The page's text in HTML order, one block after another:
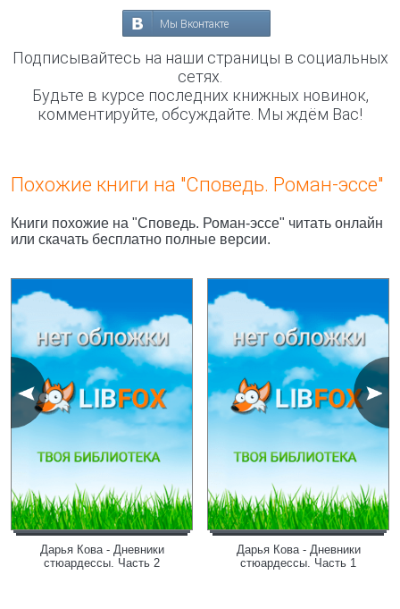
Мы Вконтакте
Подписывайтесь на наши страницы в социальных
сетях.
Будьте в курсе последних книжных новинок,
комментируйте, обсуждайте. Мы ждём Вас!
Похожие книги на "Споведь. Роман-эссе"
Книги похожие на "Споведь. Роман-эссе" читать онлайн
или скачать бесплатно полные версии.
Дарья Кова - Дневники
стюардессы. Часть 2
Дарья Кова - Дневники
стюардессы. Часть 1